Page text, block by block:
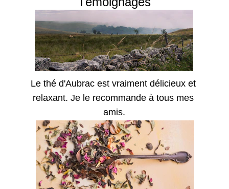
Le thé d'Aubrac est vraiment délicieux et
relaxant. Je le recommande à tous mes
amis.